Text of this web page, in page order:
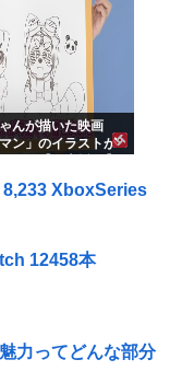
んが描いた映画
マン」のイラストが
XboxSeries
12458本
力ってどんな部分